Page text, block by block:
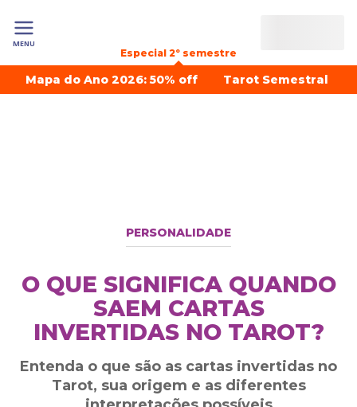
MENU
Especial 2º semestre
Mapa do Ano 2026: 50% off Tarot Semestral
PERSONALIDADE
O QUE SIGNIFICA QUANDO
SAEM CARTAS
INVERTIDAS NO TAROT?
Entenda o que são as cartas invertidas no
Tarot, sua origem e as diferentes